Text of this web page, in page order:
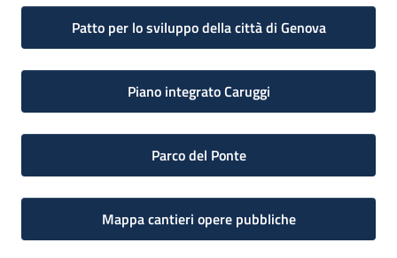
Patto per lo sviluppo della città di Genova
Piano integrato Caruggi
Parco del Ponte
Mappa cantieri opere pubbliche